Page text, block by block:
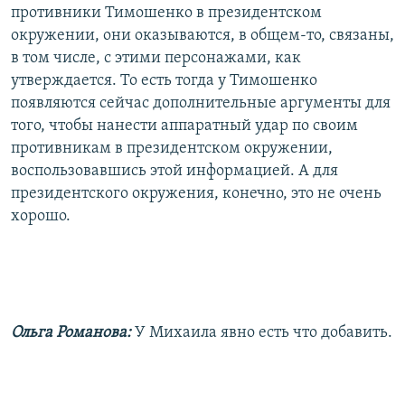
противники Тимошенко в президентском
окружении, они оказываются, в общем-то, связаны,
в том числе, с этими персонажами, как
утверждается. То есть тогда у Тимошенко
появляются сейчас дополнительные аргументы для
того, чтобы нанести аппаратный удар по своим
противникам в президентском окружении,
воспользовавшись этой информацией. А для
президентского окружения, конечно, это не очень
хорошо.
Ольга Романова: У Михаила явно есть что добавить.